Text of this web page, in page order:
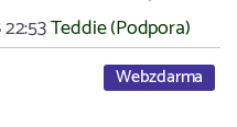
22:53Teddie (Podpora)
Webzdarma